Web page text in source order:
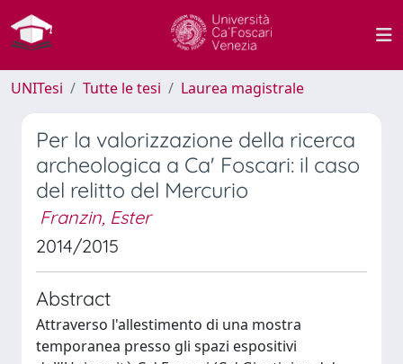
UNITesi Tutte le tesi Laurea magistrale
Per la valorizzazione della ricerca
archeologica a Ca' Foscari: il caso
del relitto del Mercurio
Franzin, Ester
2014/2015
Abstract
Attraverso l'allestimento di una mostra
temporanea presso gli spazi espositivi